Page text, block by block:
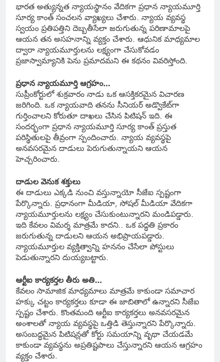
భారత అత్యున్నత న్యాయస్థానం వేదికగా ప్రధాన న్యాయమూర్తి
సూర్య కాంత్ సంచలన వ్యాఖ్యలు చేశారు. న్యాయ వ్యవస్థ
స్వయం ప్రతిపత్తిని దెబ్బతీసేలా జరుగుతున్న పరిణామాలపై
ఆయన తన అసహనాన్ని వ్యక్తం చేశారు. ఆధునిక మాధ్యమాల
ద్వారా న్యాయమూర్తులను లక్ష్యంగా చేసుకోవడం
ప్రజాస్వామ్యానికి పెను ప్రమాదమని ఈ కథనం వివరిస్తోంది.
ప్రధాన న్యాయమూర్తి ఆగ్రహం…
సుప్రీంకోర్టులో శుక్రవారం నాడు ఒక ఆసక్తికరమైన విచారణ
జరిగింది. ఒక న్యాయవాది తనను సీనియర్ అడ్వొకేట్‌గా
గుర్తించాలని కోరుతూ దాఖలు చేసిన పిటిషన్ ఇది. ఈ
సందర్భంగా ప్రధాన న్యాయమూర్తి సూర్య కాంత్ ప్రస్తుత
పరిస్థితులపై తీవ్రంగా స్పందించారు. న్యాయ వ్యవస్థపై
అనవసరమైన దాడులు పెరుగుతున్నాయని ఆయన
హెచ్చరించారు.
దాడుల వెనుక శక్తులు
ఈ దాడులు ఎక్కడి నుంచి వస్తున్నాయో సీజేఐ స్పష్టంగా
పేర్కొన్నారు. ప్రధానంగా మీడియా, సోషల్ మీడియా వేదికగా
న్యాయమూర్తులను లక్ష్యం చేసుకుంటున్నారని మండిపడ్డారు.
ఇది కేవలం విమర్శ మాత్రమే కాదని.. ఒక పద్ధతి ప్రకారం
జరుగుతున్న దాడులని ఆయన అభిప్రాయపడ్డారు.
న్యాయమూర్తుల వ్యక్తిత్వాన్ని హననం చేసేలా పోస్టులు
పెడుతున్నారని దుయ్యబట్టారు.
ఆర్టీఐ కార్యకర్తల తీరు అతి…
కేవలం సామాజిక మాధ్యమాలు మాత్రమే కాకుండా సమాచార
హక్కు చట్టం కార్యకర్తలు కూడా ఈ జాబితాలో ఉన్నారని సీజేఐ
స్పష్టం చేశారు. కొంతమంది ఆర్టీఐ కార్యకర్తలు అనవసరమైన
అంశాలతో న్యాయ వ్యవస్థపై ఒత్తిడి తెస్తున్నారని పేర్కొన్నారు.
అసంబద్ధమైన పిటిషన్లతో కోర్టు సమయాన్ని వృథా చేయడమే
కాకుండా వ్యవస్థను అప్రతిష్టపాలు చేస్తున్నారని ఆయన ఆగ్రహం
వ్యక్తం చేశారు.